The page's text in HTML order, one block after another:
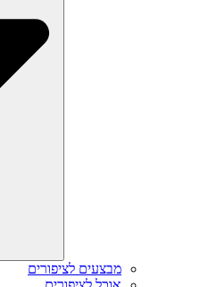
מבצעים לציפורים